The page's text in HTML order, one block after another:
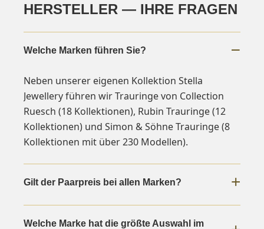
HERSTELLER — IHRE FRAGEN
Welche Marken führen Sie?
Neben unserer eigenen Kollektion Stella
Jewellery führen wir Trauringe von Collection
Ruesch (18 Kollektionen), Rubin Trauringe (12
Kollektionen) und Simon & Söhne Trauringe (8
Kollektionen mit über 230 Modellen).
Gilt der Paarpreis bei allen Marken?
Welche Marke hat die größte Auswahl im